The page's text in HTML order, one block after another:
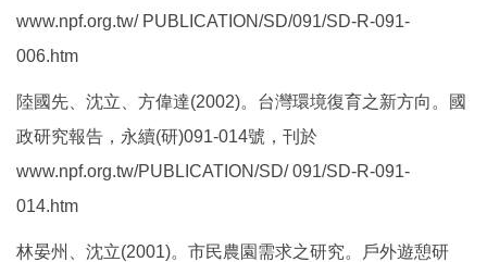
www.npf.org.tw/ PUBLICATION/SD/091/SD-R-091-
006.htm
陸國先、沈立、方偉達(2002)。台灣環境復育之新方向。國
政研究報告，永續(研)091-014號，刊於
www.npf.org.tw/PUBLICATION/SD/ 091/SD-R-091-
014.htm
林晏州、沈立(2001)。市民農園需求之研究。戶外遊憩研